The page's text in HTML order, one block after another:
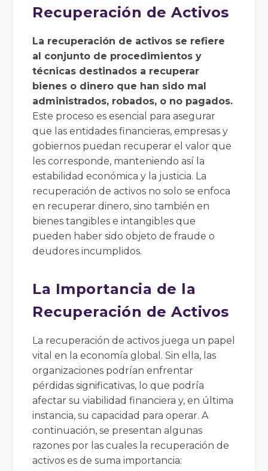
Recuperación de Activos
La recuperación de activos se refiere
al conjunto de procedimientos y
técnicas destinados a recuperar
bienes o dinero que han sido mal
administrados, robados, o no pagados.
Este proceso es esencial para asegurar
que las entidades financieras, empresas y
gobiernos puedan recuperar el valor que
les corresponde, manteniendo así la
estabilidad económica y la justicia. La
recuperación de activos no solo se enfoca
en recuperar dinero, sino también en
bienes tangibles e intangibles que
pueden haber sido objeto de fraude o
deudores incumplidos.
La Importancia de la
Recuperación de Activos
La recuperación de activos juega un papel
vital en la economía global. Sin ella, las
organizaciones podrían enfrentar
pérdidas significativas, lo que podría
afectar su viabilidad financiera y, en última
instancia, su capacidad para operar. A
continuación, se presentan algunas
razones por las cuales la recuperación de
activos es de suma importancia: